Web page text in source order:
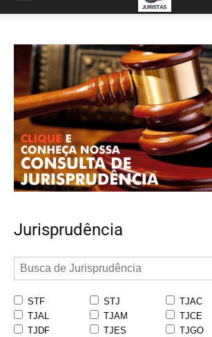
Jurisprudência
STF STJ
TJAC
TJAL
TJAM
TJCE
TJDF
TJES
TJGO